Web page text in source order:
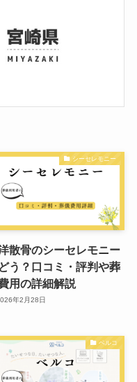
シーセレモニー
散骨のシーセレモニー
う？口コミ・評判や葬
用の詳細解説
年2月28日
ベルコ